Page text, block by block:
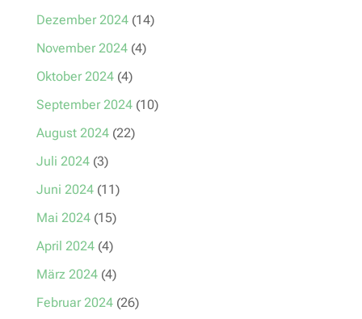
Dezember 2024(14)
November 2024(4)
Oktober 2024(4)
September 2024(10)
August 2024(22)
Juli 2024(3)
Juni 2024(11)
Mai 2024(15)
April 2024(4)
März 2024(4)
Februar 2024(26)